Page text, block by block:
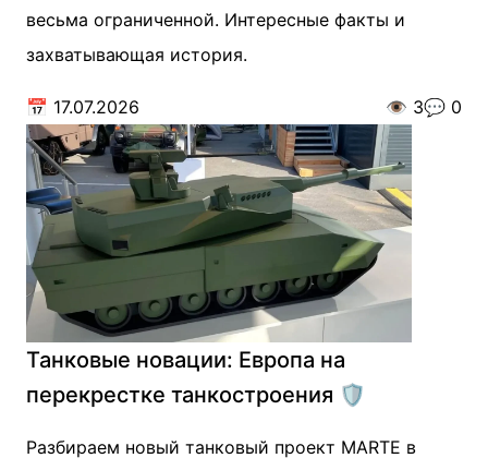
весьма ограниченной. Интересные факты и
захватывающая история.
📅 17.07.2026 👁️ 3💬 0
Танковые новации: Европа на
перекрестке танкостроения 🛡️
Разбираем новый танковый проект MARTE в